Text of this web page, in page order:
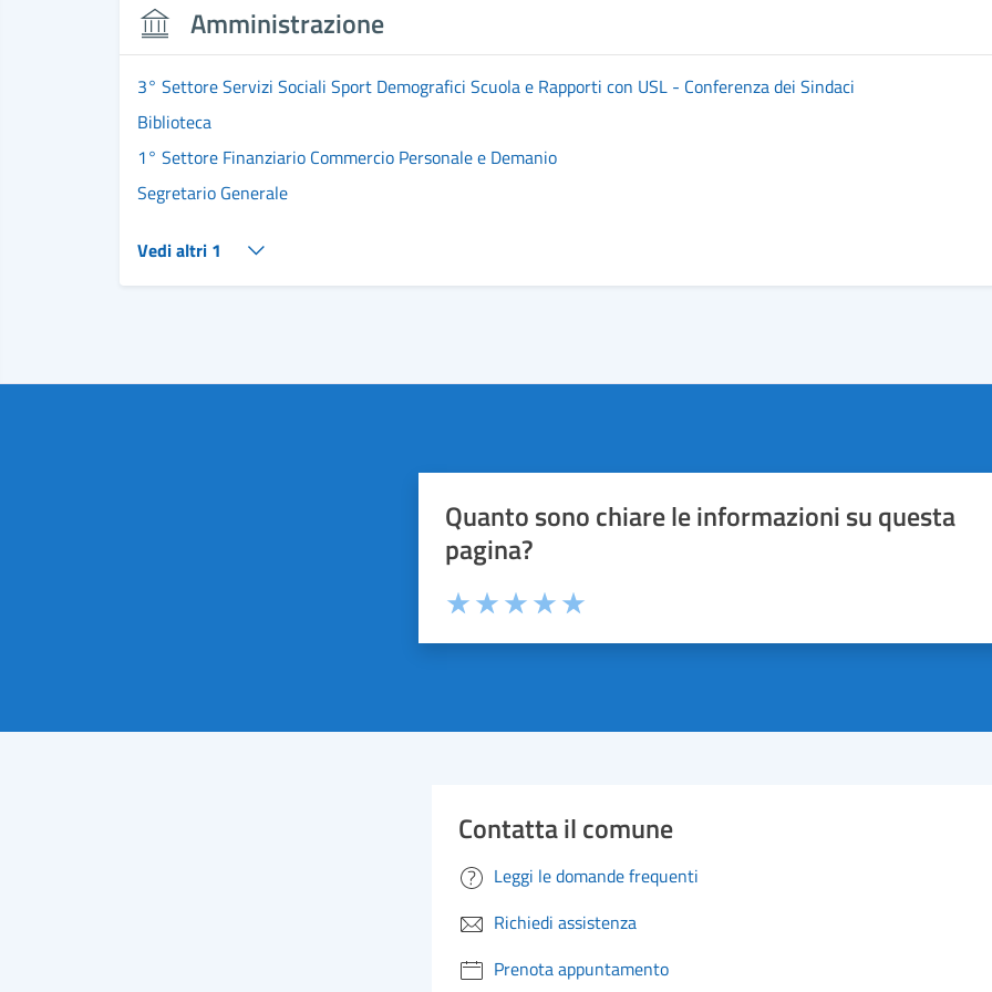
Amministrazione
3° Settore Servizi Sociali Sport Demografici Scuola e Rapporti con USL - Conferenza dei Sindaci
Biblioteca
1° Settore Finanziario Commercio Personale e Demanio
Segretario Generale
Vedi altri 1
Quanto sono chiare le informazioni su questa
pagina?
Contatta il comune
Leggi le domande frequenti
Richiedi assistenza
Prenota appuntamento